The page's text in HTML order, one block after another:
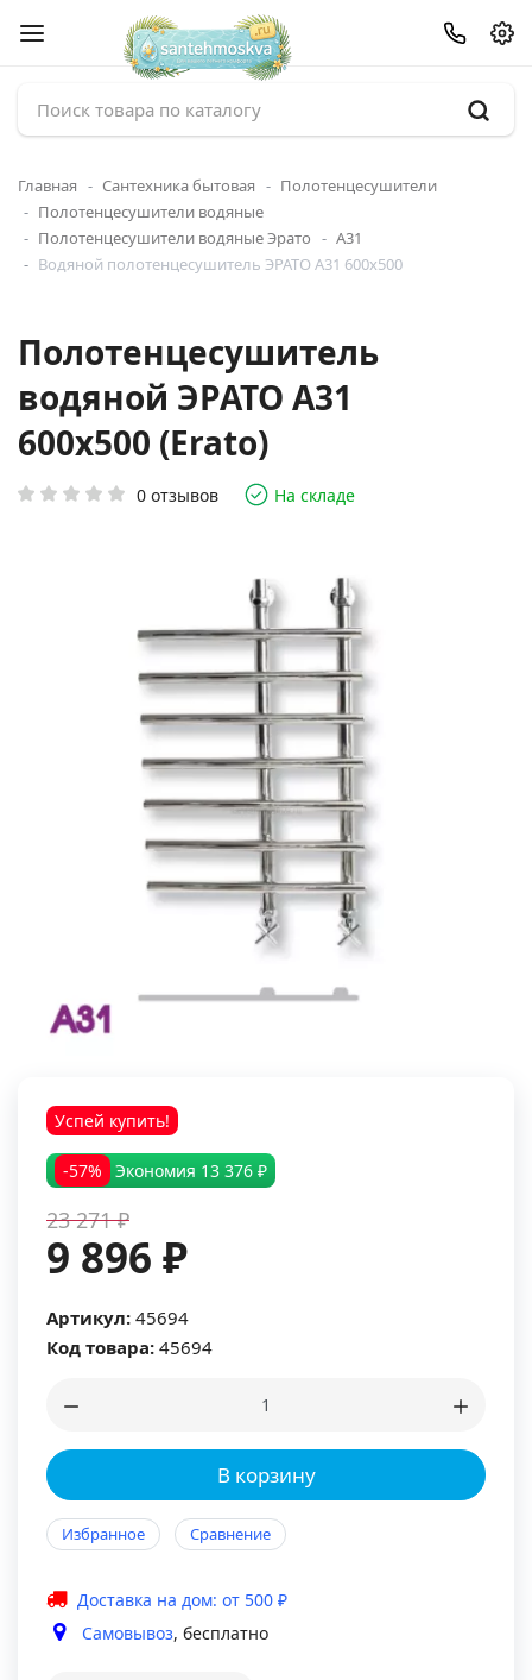
Главная Сантехника бытовая
Полотенцесушители
Полотенцесушители водяные
Полотенцесушители водяные Эрато
А31
Водяной полотенцесушитель ЭРАТО А31 600x500
Полотенцесушитель
водяной ЭРАТО А31
600x500 (Erato)
0 отзывов На складе
Успей купить!
-57% Экономия 13 376 ₽
23 271 ₽
9 896 ₽
Артикул: 45694
Код товара: 45694
В корзину
Избранное Сравнение
Доставка на дом: от 500 ₽
Самовывоз, бесплатно